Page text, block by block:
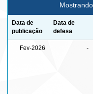
Data de
publicação
Data de
defesa
Fev-2026 -